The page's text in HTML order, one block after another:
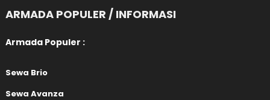
ARMADA POPULER / INFORMASI
Armada Populer :
Sewa Brio
Sewa Avanza